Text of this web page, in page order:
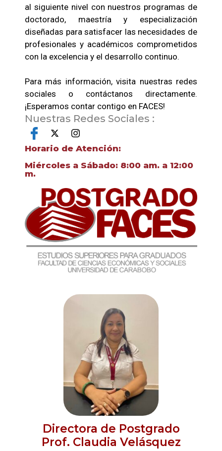
al siguiente nivel con nuestros programas de
doctorado, maestría y especialización
diseñadas para satisfacer las necesidades de
profesionales y académicos comprometidos
con la excelencia y el desarrollo continuo.
Para más información, visita nuestras redes
sociales o contáctanos directamente.
¡Esperamos contar contigo en FACES!
Nuestras Redes Sociales :
Horario de Atención:
Miércoles a Sábado: 8:00 am. a 12:00
m.
Directora de Postgrado
Prof. Claudia Velásquez